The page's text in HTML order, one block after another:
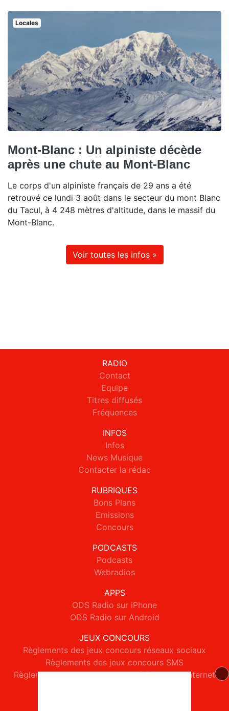
Locales
Mont-Blanc : Un alpiniste décède
après une chute au Mont-Blanc
Le corps d'un alpiniste français de 29 ans a été
retrouvé ce lundi 3 août dans le secteur du mont Blanc
du Tacul, à 4 248 mètres d'altitude, dans le massif du
Mont-Blanc.
Voir toutes les infos »
RADIO
Contact
Equipe
Titres diffusés
Fréquences
INFOS
Infos
News Musique
Contacter la rédac
RUBRIQUES
Bons Plans
Emissions
Concours
PODCASTS
Podcasts
Webradios
APPS
ODS Radio sur iPhone
ODS Radio sur Android
JEUX CONCOURS
Règlements des jeux concours réseaux sociaux
Règlements des jeux concours SMS
Règlements des jeux concours téléphone et internet